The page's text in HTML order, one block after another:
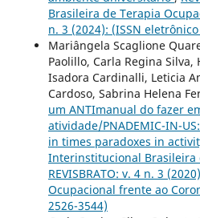
Brasileira de Terapia
n. 3 (2024): (ISSN
Mariângela Scaglione
Paolillo, Carla Regina Silva,
Isadora Cardinalli, Leticia
Cardoso, Sabrina Helena
um ANTImanual do fazer
atividade/PNADEMIC-IN-
in times paradoxes in
Interinstitucional Brasileira
REVISBRATO: v. 4 n. 3
Ocupacional frente ao
2526-3544)